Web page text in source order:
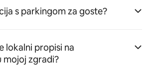
s parkingom za goste?
lokalni propisi na
mojoj zgradi?